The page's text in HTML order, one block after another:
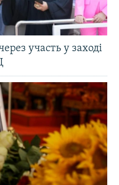
участь у заході